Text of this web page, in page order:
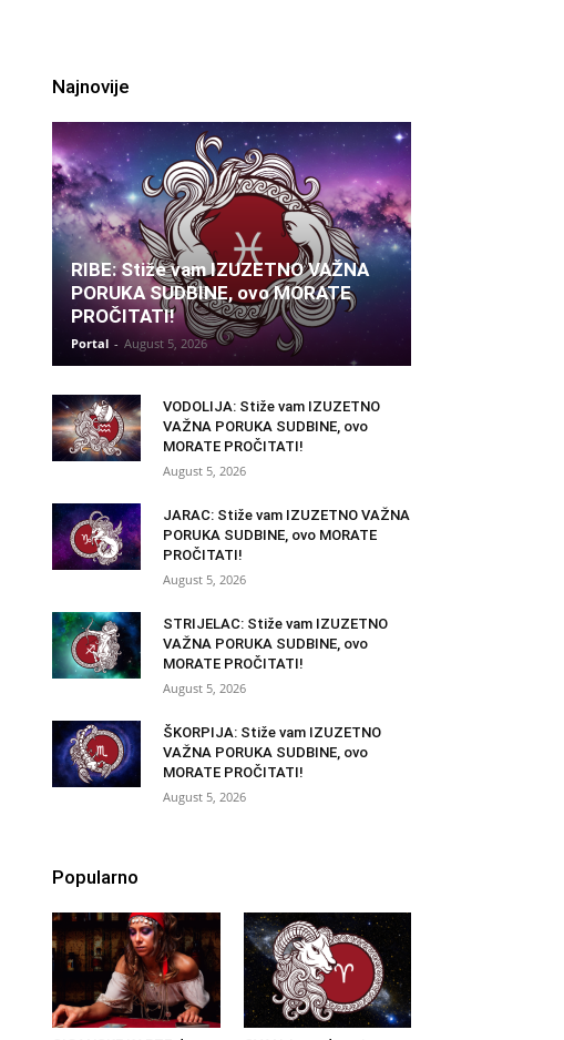
Najnovije
RIBE: Stiže vam IZUZETNO VAŽNA
PORUKA SUDBINE, ovo MORATE
PROČITATI!
Portal - August 5, 2026
VODOLIJA: Stiže vam IZUZETNO
VAŽNA PORUKA SUDBINE, ovo
MORATE PROČITATI!
August 5, 2026
JARAC: Stiže vam IZUZETNO VAŽNA
PORUKA SUDBINE, ovo MORATE
PROČITATI!
August 5, 2026
STRIJELAC: Stiže vam IZUZETNO
VAŽNA PORUKA SUDBINE, ovo
MORATE PROČITATI!
August 5, 2026
ŠKORPIJA: Stiže vam IZUZETNO
VAŽNA PORUKA SUDBINE, ovo
MORATE PROČITATI!
August 5, 2026
Popularno